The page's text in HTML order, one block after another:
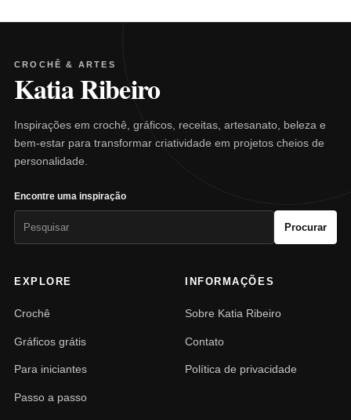
CROCHÊ & ARTES
Katia Ribeiro
Inspirações em crochê, gráficos, receitas, artesanato, beleza e
bem-estar para transformar criatividade em projetos cheios de
personalidade.
Encontre uma inspiração
Procurar
EXPLORE
Crochê
Gráficos grátis
Para iniciantes
Passo a passo
INFORMAÇÕES
Sobre Katia Ribeiro
Contato
Política de privacidade